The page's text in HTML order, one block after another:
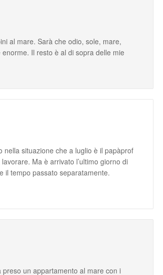
al mare. Sarà che odio, sole, mare,
Il resto è al di sopra delle mie
situazione che a luglio è il papàprof
Ma è arrivato l’ultimo giorno di
il tempo passato separatamente.
un appartamento al mare con i